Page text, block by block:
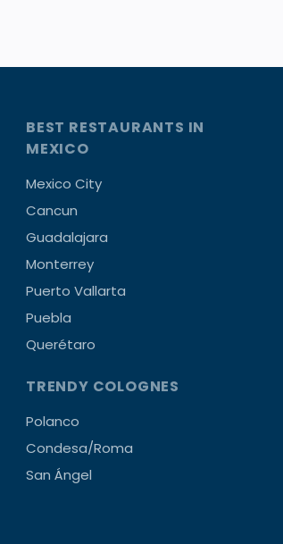
BEST RESTAURANTS IN
MEXICO
Mexico City
Cancun
Guadalajara
Monterrey
Puerto Vallarta
Puebla
Querétaro
TRENDY COLOGNES
Polanco
Condesa/Roma
San Ángel